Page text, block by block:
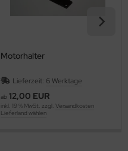
Motorhalter
Lieferzeit: 6 Werktage
ab 12,00 EUR
inkl. 19 % MwSt. zzgl. Versandkosten
Lieferland wählen